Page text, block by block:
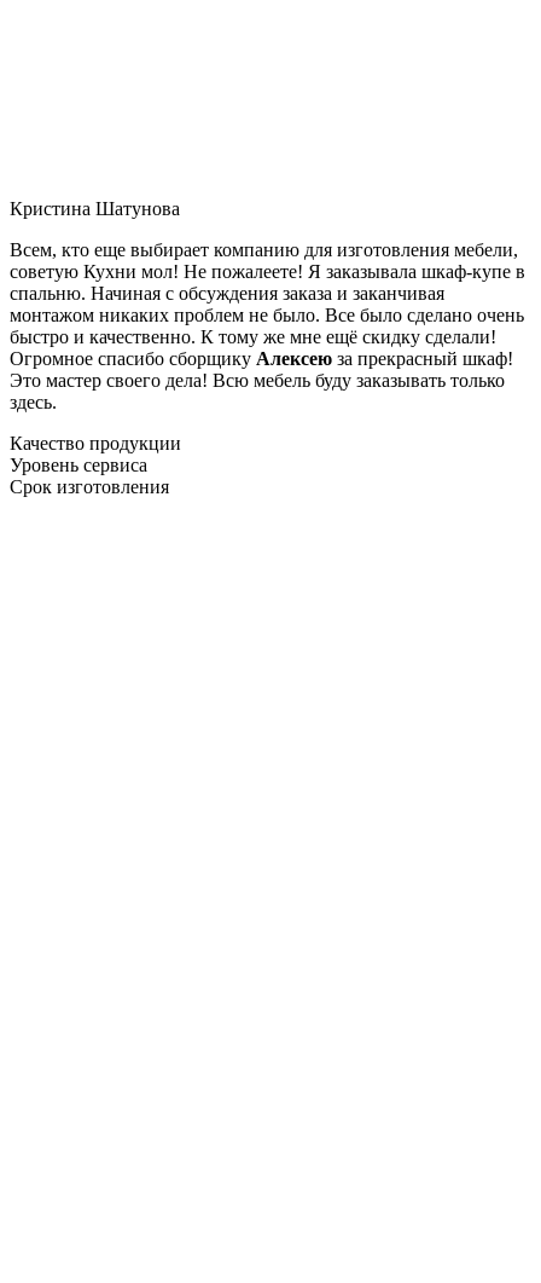
Кристина Шатунова
Всем, кто еще выбирает компанию для изготовления мебели,
советую Кухни мол! Не пожалеете! Я заказывала шкаф-купе в
спальню. Начиная с обсуждения заказа и заканчивая
монтажом никаких проблем не было. Все было сделано очень
быстро и качественно. К тому же мне ещё скидку сделали!
Огромное спасибо сборщику Алексею за прекрасный шкаф!
Это мастер своего дела! Всю мебель буду заказывать только
здесь.
Качество продукции
Уровень сервиса
Срок изготовления